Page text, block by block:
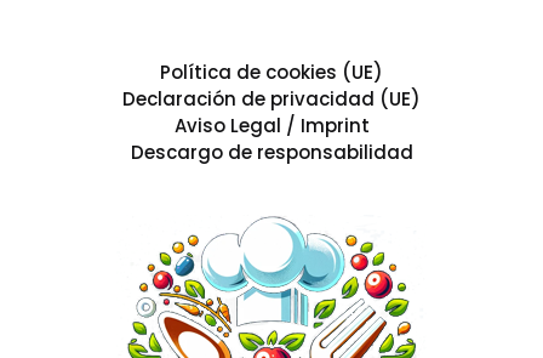
Política de cookies (UE)
Declaración de privacidad (UE)
Aviso Legal / Imprint
Descargo de responsabilidad